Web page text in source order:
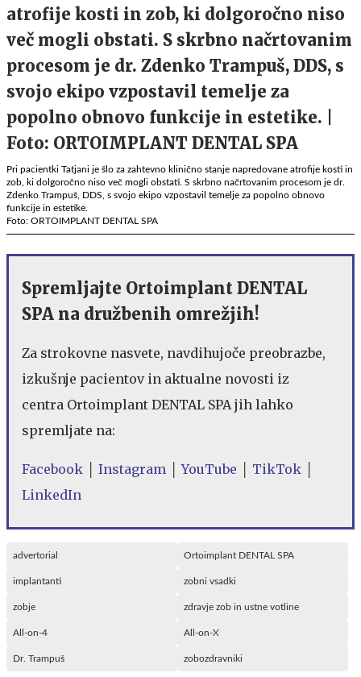
Pri pacientki Tatjani je šlo za zahtevno klinično stanje napredovane atrofije kosti in
zob, ki dolgoročno niso več mogli obstati. S skrbno načrtovanim procesom je dr.
Zdenko Trampuš, DDS, s svojo ekipo vzpostavil temelje za popolno obnovo
funkcije in estetike.
Foto: ORTOIMPLANT DENTAL SPA
Spremljajte Ortoimplant DENTAL
SPA na družbenih omrežjih!
Za strokovne nasvete, navdihujoče preobrazbe,
izkušnje pacientov in aktualne novosti iz
centra Ortoimplant DENTAL SPA jih lahko
spremljate na:
Facebook Instagram │YouTube TikTok
LinkedIn
advertorial Ortoimplant DENTAL SPA
implantanti zobni vsadki
zobje zdravje zob in ustne votline
All-on-4 All-on-X
Dr. Trampuš zobozdravniki